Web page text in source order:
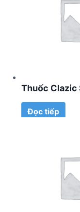
Thuốc Clazic
Đọc tiếp